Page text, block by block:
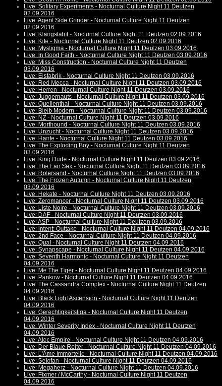
Live: Solitary Experiments - Nocturnal Culture Night 11 Deutzen
02.09.2016
Live: Agent Side Grinder - Nocturnal Culture Night 11 Deutzen
02.09.2016
Live: Klangstabil - Nocturnal Culture Night 11 Deutzen 02.09.2016
Live: Kite - Nocturnal Culture Night 11 Deutzen 02.09.2016
Live: Mystigma - Nocturnal Culture Night 11 Deutzen 03.09.2016
Live: In Good Faith - Nocturnal Culture Night 11 Deutzen 03.09.2016
Live: Miss Construction - Nocturnal Culture Night 11 Deutzen
03.09.2016
Live: Eisfabrik - Nocturnal Culture Night 11 Deutzen 03.09.2016
Live: Red Mecca - Nocturnal Culture Night 11 Deutzen 03.09.2016
Live: Herren - Nocturnal Culture Night 11 Deutzen 03.09.2016
Live: Juggernauts - Nocturnal Culture Night 11 Deutzen 03.09.2016
Live: Quellenthal - Nocturnal Culture Night 11 Deutzen 03.09.2016
Live: Bleib Modern - Nocturnal Culture Night 11 Deutzen 03.09.2016
Live: NZ - Nocturnal Culture Night 11 Deutzen 03.09.2016
Live: Morthound - Nocturnal Culture Night 11 Deutzen 03.09.2016
Live: Unzucht - Nocturnal Culture Night 11 Deutzen 03.09.2016
Live: Hante - Nocturnal Culture Night 11 Deutzen 03.09.2016
Live: The Exploding Boy - Nocturnal Culture Night 11 Deutzen
03.09.2016
Live: King Dude - Nocturnal Culture Night 11 Deutzen 03.09.2016
Live: The Fair Sex - Nocturnal Culture Night 11 Deutzen 03.09.2016
Live: Rotersand - Nocturnal Culture Night 11 Deutzen 03.09.2016
Live: The Frozen Autumn - Nocturnal Culture Night 11 Deutzen
03.09.2016
Live: Hekate - Nocturnal Culture Night 11 Deutzen 03.09.2016
Live: Zeromancer - Nocturnal Culture Night 11 Deutzen 03.09.2016
Live: Liste Noire - Nocturnal Culture Night 11 Deutzen 03.09.2016
Live: DAF - Nocturnal Culture Night 11 Deutzen 03.09.2016
Live: ASP - Nocturnal Culture Night 11 Deutzen 03.09.2016
Live: Intent: Outtake - Nocturnal Culture Night 11 Deutzen 04.09.2016
Live: 2nd Face - Nocturnal Culture Night 11 Deutzen 04.09.2016
Live: Qual - Nocturnal Culture Night 11 Deutzen 04.09.2016
Live: Synapscape - Nocturnal Culture Night 11 Deutzen 04.09.2016
Live: Seventh Harmonic - Nocturnal Culture Night 11 Deutzen
04.09.2016
Live: Me The Tiger - Nocturnal Culture Night 11 Deutzen 04.09.2016
Live: Pankow - Nocturnal Culture Night 11 Deutzen 04.09.2016
Live: The Cassandra Complex - Nocturnal Culture Night 11 Deutzen
04.09.2016
Live: Black Light Ascension - Nocturnal Culture Night 11 Deutzen
04.09.2016
Live: Gerechtigkeitsliga - Nocturnal Culture Night 11 Deutzen
04.09.2016
Live: Winter Severity Index - Nocturnal Culture Night 11 Deutzen
04.09.2016
Live: Alec Empire - Nocturnal Culture Night 11 Deutzen 04.09.2016
Live: Der Blaue Reiter - Nocturnal Culture Night 11 Deutzen 04.09.2016
Live: L'Âme Immortelle - Nocturnal Culture Night 11 Deutzen 04.09.2016
Live: Selofan - Nocturnal Culture Night 11 Deutzen 04.09.2016
Live: Megaherz - Nocturnal Culture Night 11 Deutzen 04.09.2016
Live: Fixmer / McCarthy - Nocturnal Culture Night 11 Deutzen
04.09.2016